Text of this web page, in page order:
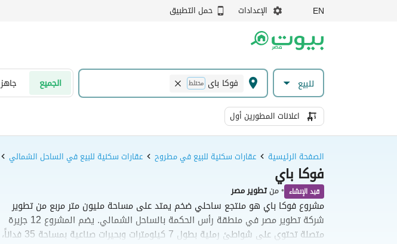
EN الإعدادات حمل التطبيق
للبيع فوكا باى مختلط الجميع جاهز
اعلانات المطورين أول
الصفحة الرئيسية عقارات سكنية للبيع في مطروح عقارات سكنية للبيع في الساحل الشمالي
فوكا باي
قيد الإنشاء •منتطوير مصر
مشروع فوكا باي هو منتجع ساحلي ضخم يمتد على مساحة مليون متر مربع من تطوير
شركة تطوير مصر في منطقة رأس الحكمة بالساحل الشمالي. يضم المشروع 12 جزيرة
متصلة تحتوي على شواطئ رملية بطول 7 كيلومترات وبحيرات صناعية بمساحة 35 فداناً،